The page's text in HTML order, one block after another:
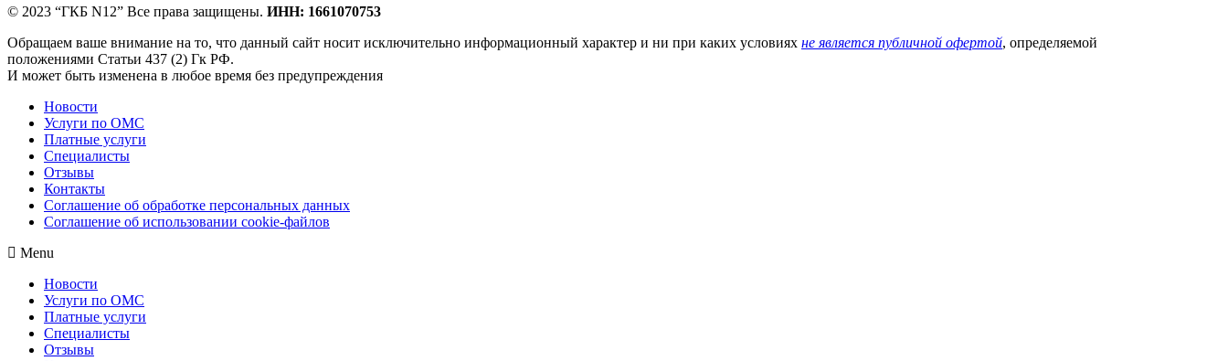
© 2023 “ГКБ N12” Все права защищены. ИНН: 1661070753
Обращаем ваше внимание на то, что данный сайт носит исключительно информационный характер и ни при каких условиях не является публичной офертой, определяемой
положениями Статьи 437 (2) Гк РФ.
И может быть изменена в любое время без предупреждения
Новости
Услуги по ОМС
Платные услуги
Специалисты
Отзывы
Контакты
Соглашение об обработке персональных данных
Соглашение об использовании cookie-файлов
Menu
Новости
Услуги по ОМС
Платные услуги
Специалисты
Отзывы